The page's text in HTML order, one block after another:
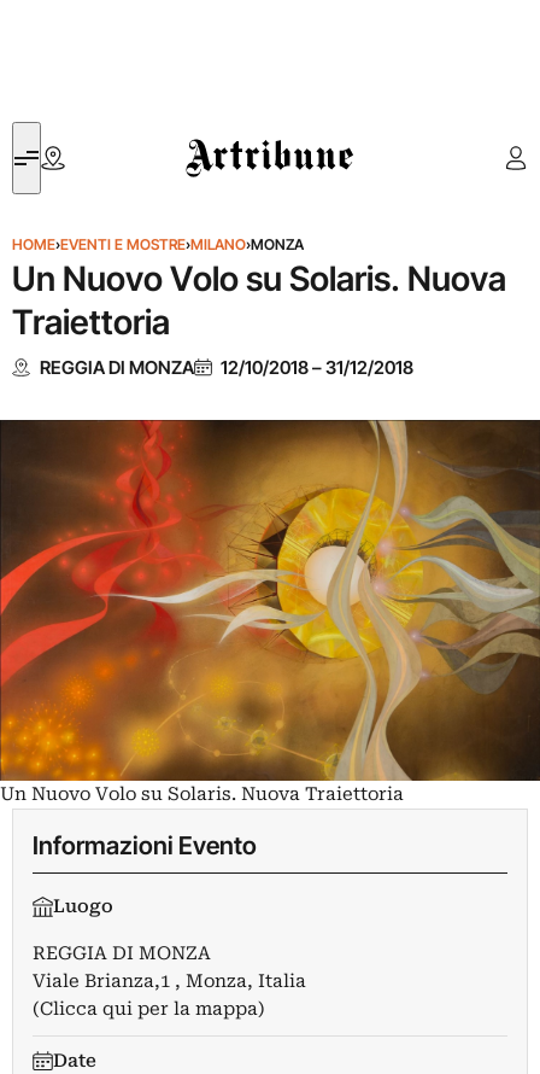
Artribune
HOME›EVENTI E MOSTRE›MILANO›MONZA
Un Nuovo Volo su Solaris. Nuova
Traiettoria
REGGIA DI MONZA 12/10/2018–31/12/2018
Un Nuovo Volo su Solaris. Nuova Traiettoria
Informazioni Evento
Luogo
REGGIA DI MONZA
Viale Brianza,1 , Monza, Italia
(Clicca qui per la mappa)
Date